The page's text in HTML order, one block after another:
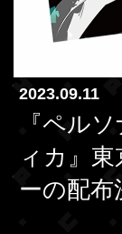
2023.09.11
『ペル
ィカ』
ーの配布